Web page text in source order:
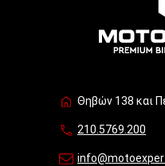
Θηβών 138 και
210.5769.200